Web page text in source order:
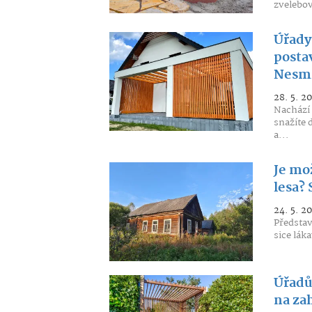
28. 5.
Nachází
snažíte
a...
Je
lesa?
24. 5.
sice
na